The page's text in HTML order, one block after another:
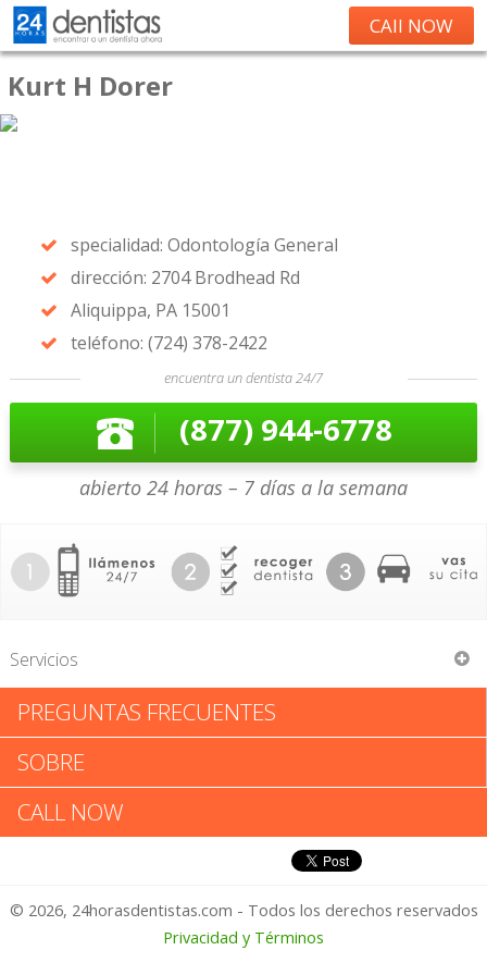
CAll NOW
Kurt H Dorer
specialidad: Odontología General
dirección: 2704 Brodhead Rd
Aliquippa, PA 15001
teléfono: (724) 378-2422
encuentra un dentista 24/7
(877) 944-6778
abierto 24 horas – 7 días a la semana
Servicios
Kurt H Dorer
Kurt H Dorer: Califica tu
Experiencia
1 – No Feliz
PREGUNTAS FRECUENTES
SOBRE
CALL NOW
© 2026, 24horasdentistas.com - Todos los derechos reservados
Privacidad y Términos